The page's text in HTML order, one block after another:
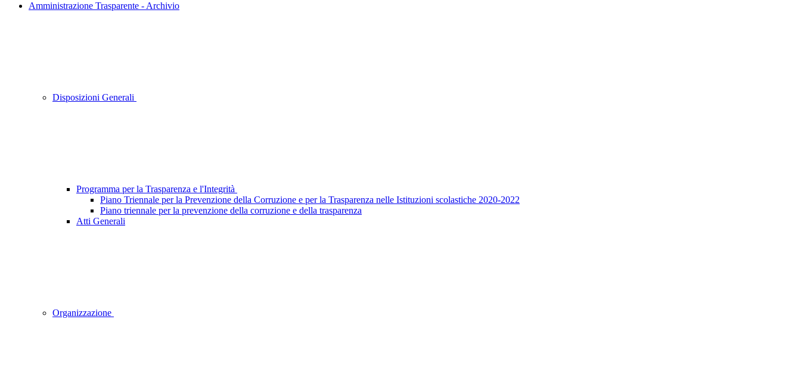
Amministrazione Trasparente - Archivio
Disposizioni Generali
Programma per la Trasparenza e l'Integrità
Piano Triennale per la Prevenzione della Corruzione e per la Trasparenza nelle Istituzioni scolastiche 2020-2022
Piano triennale per la prevenzione della corruzione e della trasparenza
Atti Generali
Organizzazione